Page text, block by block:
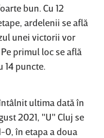
bun. Cu 12
ardelenii se află
unei victorii vor
primul loc se află
14 puncte.
ultima dată în
2021, "U" Cluj se
0, în etapa a doua